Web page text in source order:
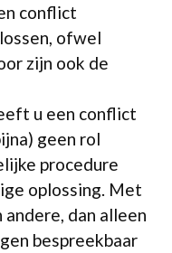
conflict
ofwel
zijn ook de
u een conflict
geen rol
procedure
oplossing. Met
dan alleen
bespreekbaar